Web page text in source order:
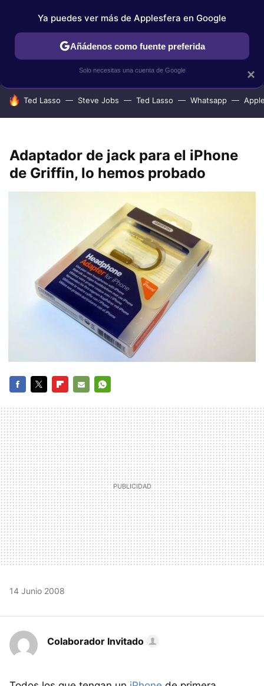
IPHONE TUTORIALES APPLESFERA SELECCIÓN
HOY SE HABLA DE
Ted Lasso Steve Jobs Ted Lasso Whatsapp
Adaptador de jack para el iPhone
de Griffin, lo hemos probado
MAIL
14 Junio 2008
Colaborador Invitado
×
Ya puedes ver más de Applesfera en Google
Añádenos como fuente preferida
Solo necesitas una cuenta de Google